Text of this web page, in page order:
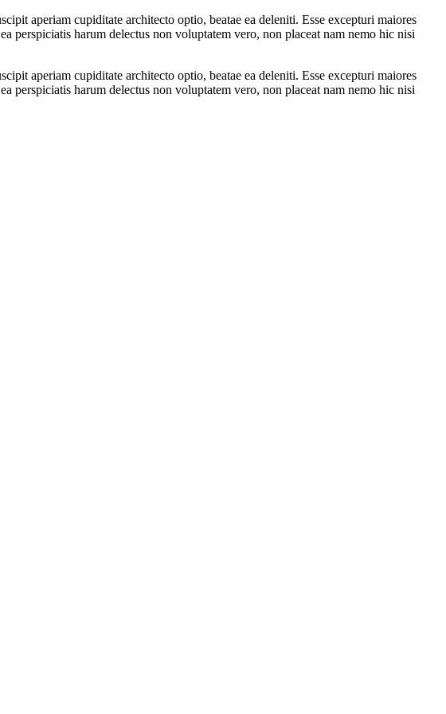
aperiam cupiditate architecto optio, beatae ea deleniti. Esse excepturi maiores
perspiciatis harum delectus non voluptatem vero, non placeat nam nemo hic nisi
aperiam cupiditate architecto optio, beatae ea deleniti. Esse excepturi maiores
perspiciatis harum delectus non voluptatem vero, non placeat nam nemo hic nisi